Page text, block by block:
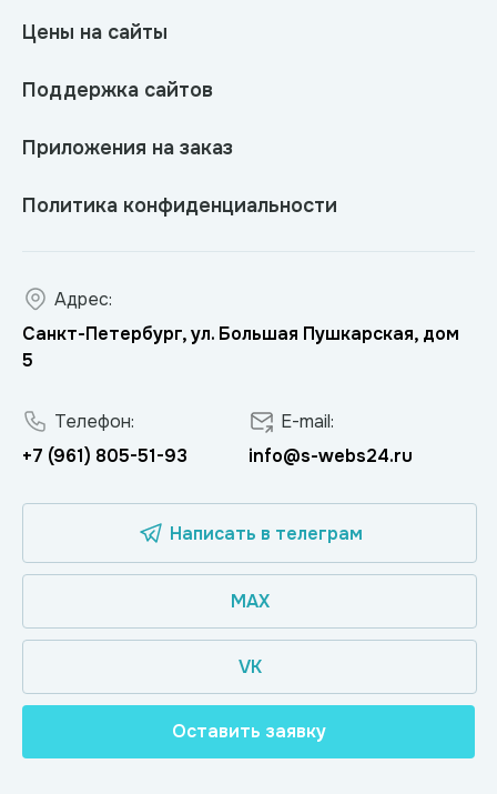
Цены на сайты
Поддержка сайтов
Приложения на заказ
Политика конфиденциальности
Адрес:
Санкт-Петербург, ул. Большая Пушкарская, дом
5
Телефон:
+7 (961) 805-51-93
E-mail:
info@s-webs24.ru
Написать в телеграм
MAX
VK
Оставить заявку